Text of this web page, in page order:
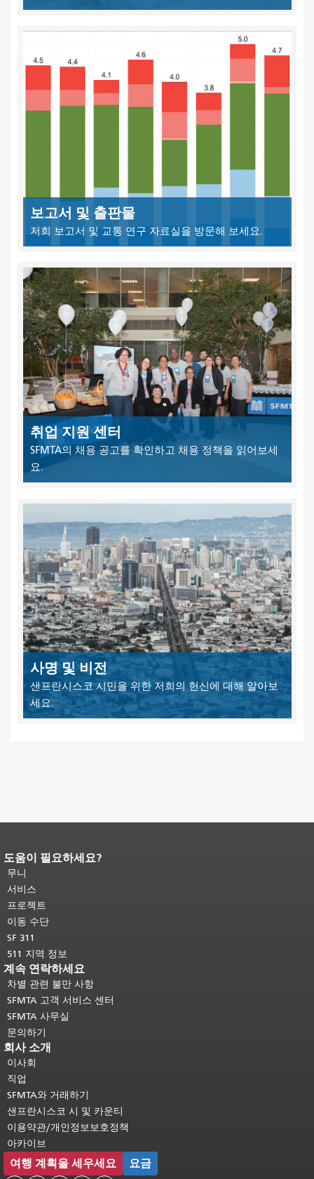
보고서 및 출판물
저희 보고서 및 교통 연구 자료실을 방문해 보세요.
취업 지원 센터
SFMTA의 채용 공고를 확인하고 채용 정책을 읽어보세
요.
사명 및 비전
샌프란시스코 시민을 위한 저희의 헌신에 대해 알아보
세요.
페이지 내용 끝입니다.이 페이지의 나
머지 내용은 모든 페이지에 반복됩니
다.메인 콘텐츠 상단으로 돌아가려면
여기를 클릭하십시오
도움이 필요하세요?
무니
서비스
프로젝트
이동 수단
SF 311
511 지역 정보
계속 연락하세요
차별 관련 불만 사항
SFMTA 고객 서비스 센터
SFMTA 사무실
문의하기
회사 소개
이사회
직업
SFMTA와 거래하기
샌프란시스코 시 및 카운티
이용약관/개인정보보호정책
아카이브
여행 계획을 세우세요 요금